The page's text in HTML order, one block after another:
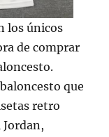
los únicos
de comprar
que
retro